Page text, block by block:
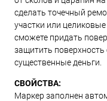
сделать точечный
участки или
сможете придать
защитить
существенные деньги.
СВОЙСТВА:
Маркер заполнен